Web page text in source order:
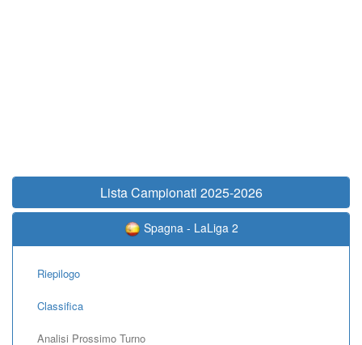
Lista Campionati 2025-2026
Spagna - LaLiga 2
Riepilogo
Classifica
Analisi Prossimo Turno